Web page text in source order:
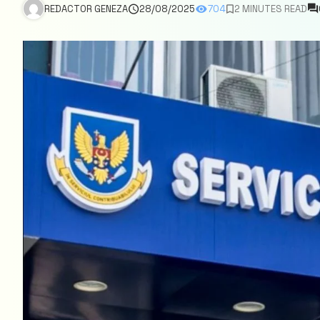
REDACTOR GENEZA 28/08/2025 704 2 MINUTES READ